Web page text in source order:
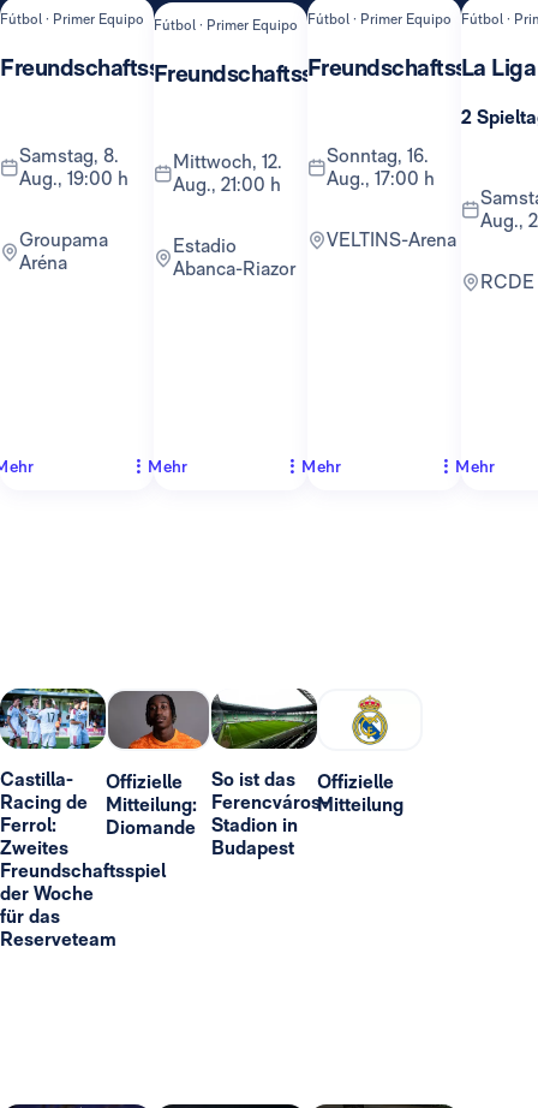
Fútbol · Primer Equipo
Freundschaftsspiel
Samstag, 8.
Aug., 19:00 h
Groupama
Aréna
Fútbol · Primer Equipo
Freundschaftsspiel
Mittwoch, 12.
Aug., 21:00 h
Estadio
Abanca-Riazor
Mehr
Fútbol · Primer Equipo
Freundschaftsspiel
Sonntag, 16.
Aug., 17:00 h
VELTINS-Arena
Mehr
Fútbol ·
La Liga
2
Samstag, 22.
Aug.,
Mehr
Castilla-
Racing de
Ferrol:
Zweites
Freundschaftsspiel
der Woche
für das
Reserveteam
Offizielle
Mitteilung:
Diomande
So ist das
Ferencváros-
Stadion in
Budapest
Offizielle
Mitteilung